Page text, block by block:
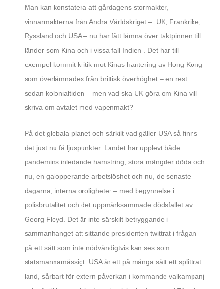
Man kan konstatera att gårdagens stormakter,
vinnarmakterna från Andra Världskriget – UK, Frankrike,
Ryssland och USA – nu har fått lämna över taktpinnen till
länder som Kina och i vissa fall Indien . Det har till
exempel kommit kritik mot Kinas hantering av Hong Kong
som överlämnades från brittisk överhöghet – en rest
sedan kolonialtiden – men vad ska UK göra om Kina vill
skriva om avtalet med vapenmakt?
På det globala planet och särkilt vad gäller USA så finns
det just nu få ljuspunkter. Landet har upplevt både
pandemins inledande hamstring, stora mängder döda och
nu, en galopperande arbetslöshet och nu, de senaste
dagarna, interna oroligheter – med begynnelse i
polisbrutalitet och det uppmärksammade dödsfallet av
Georg Floyd. Det är inte särskilt betryggande i
sammanhanget att sittande presidenten twittrat i frågan
på ett sätt som inte nödvändigtvis kan ses som
statsmannamässigt. USA är ett på många sätt ett splittrat
land, sårbart för extern påverkan i kommande valkampanj